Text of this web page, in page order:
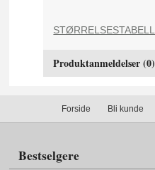
STØRRELSESTABELL
Produktanmeldelser (0)
Forside Bli kunde
Bestselgere